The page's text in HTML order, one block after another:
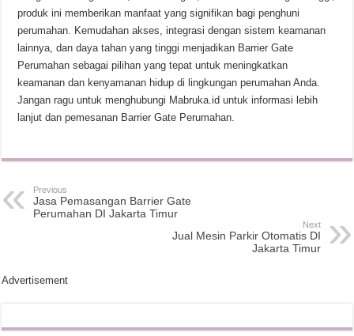
produk ini memberikan manfaat yang signifikan bagi penghuni
perumahan. Kemudahan akses, integrasi dengan sistem keamanan
lainnya, dan daya tahan yang tinggi menjadikan Barrier Gate
Perumahan sebagai pilihan yang tepat untuk meningkatkan
keamanan dan kenyamanan hidup di lingkungan perumahan Anda.
Jangan ragu untuk menghubungi Mabruka.id untuk informasi lebih
lanjut dan pemesanan Barrier Gate Perumahan.
Previous
Jasa Pemasangan Barrier Gate
Perumahan DI Jakarta Timur
Next
Jual Mesin Parkir Otomatis DI
Jakarta Timur
Advertisement